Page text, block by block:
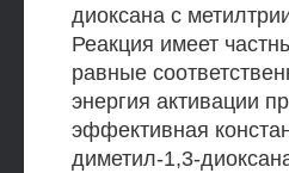
диоксана с
Реакция имеет
равные
энергия активации
эффективная
диметил-1,3-